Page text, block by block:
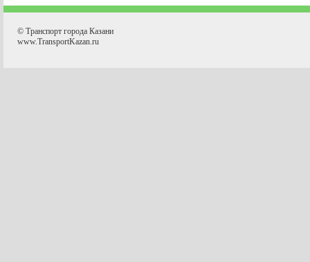
© Транспорт города Казани
www.TransportKazan.ru